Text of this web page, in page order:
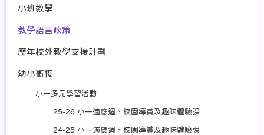
小班教學
教學語言政策
歷年校外教學支援計劃
幼小銜接
小一多元學習活動
25-26 小一適應週、校園導賞及趣味體驗課
24-25 小一適應週、校園導賞及趣味體驗課